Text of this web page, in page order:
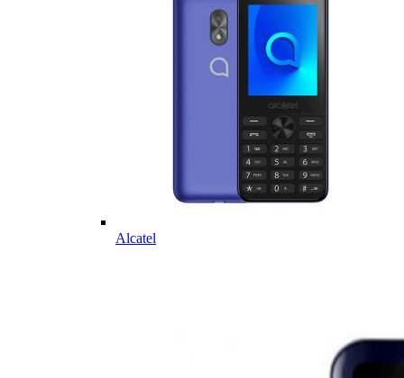
Alcatel